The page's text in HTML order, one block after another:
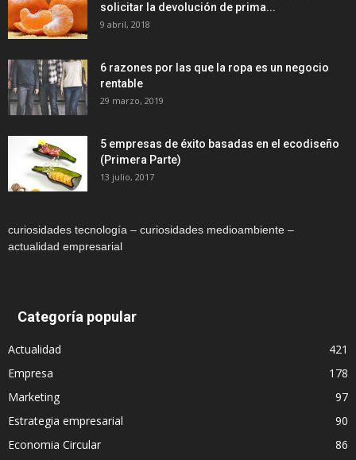
solicitar la devolución de prima...
9 abril, 2018
6 razones por las que la ropa es un negocio
rentable
29 marzo, 2019
5 empresas de éxito basadas en el ecodiseño
(Primera Parte)
13 julio, 2017
curiosidades tecnología – curiosidades medioambiente –
actualidad empresarial
Categoría popular
Actualidad
421
Empresa
178
Marketing
97
Estrategia empresarial
90
Economia Circular
86